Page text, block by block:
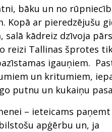
bāku un no
Kopā ar pieredzējušu
salā kādreiz dzīvoja
reizi Tallinas šprotes
igauņiem.
un kritumiem,
putnu un kukaiņu
– ieteicams
apģērbu un, ja